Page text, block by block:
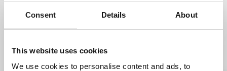
Consent Details About
This website uses cookies
We use cookies to personalise content and ads, to